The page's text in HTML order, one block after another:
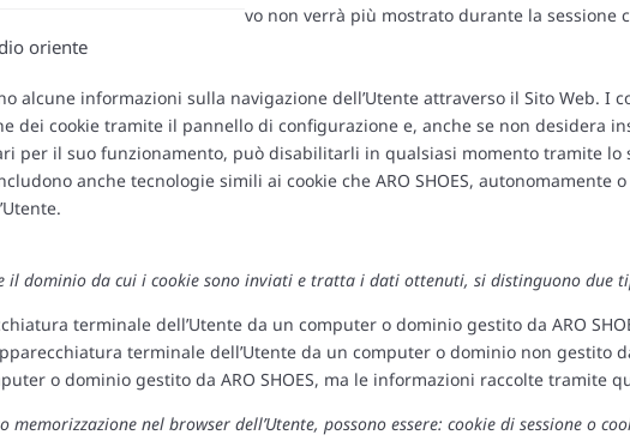
oriente
del primo livello informativo non verrà più mostrato durante la
tale scopo.
alcune informazioni sulla navigazione dell’Utente attraverso il Sito Web. I
dei cookie tramite il pannello di configurazione e, anche se non desidera
per il suo funzionamento, può disabilitarli in qualsiasi momento tramite
anche tecnologie simili ai cookie che ARO SHOES,
il dominio da cui i cookie sono inviati e tratta i dati ottenuti, si distinguono
terminale dell’Utente da un computer o dominio gestito da ARO
terminale dell’Utente da un computer o dominio non gestito
o dominio gestito da ARO SHOES, ma le informazioni raccolte tramite
nel browser dell’Utente, possono essere: cookie di sessione o